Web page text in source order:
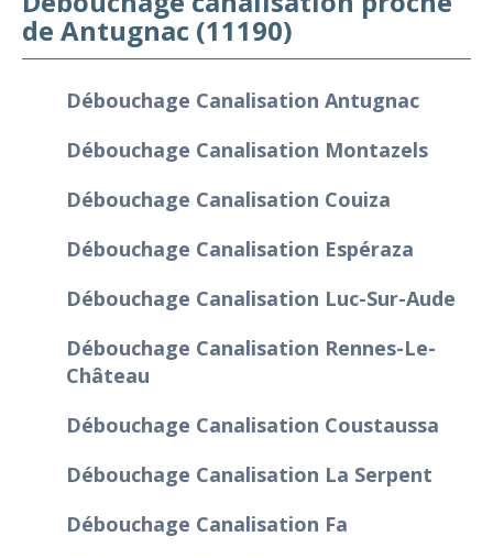
de Antugnac (11190)
Débouchage Canalisation Antugnac
Débouchage Canalisation Montazels
Débouchage Canalisation Couiza
Débouchage Canalisation Espéraza
Débouchage Canalisation Luc-Sur-Aude
Débouchage Canalisation Rennes-Le-
Château
Débouchage Canalisation Coustaussa
Débouchage Canalisation La Serpent
Débouchage Canalisation Fa